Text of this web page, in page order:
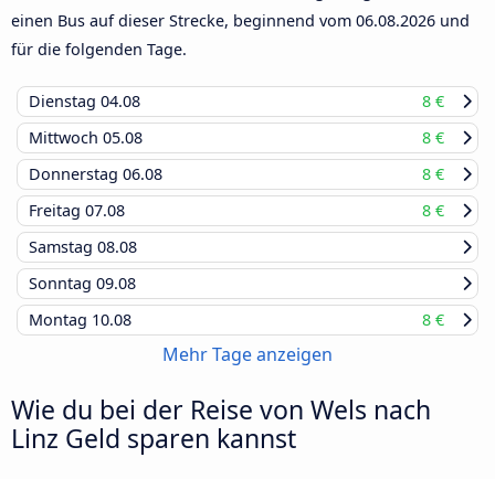
einen Bus auf dieser Strecke, beginnend vom 06.08.2026 und
für die folgenden Tage.
Dienstag 04.08
8 €
Mittwoch 05.08
8 €
Donnerstag 06.08
8 €
Freitag 07.08
8 €
Samstag 08.08
Sonntag 09.08
Montag 10.08 8 €
Mehr Tage anzeigen
Wie du bei der Reise von Wels nach
Linz Geld sparen kannst